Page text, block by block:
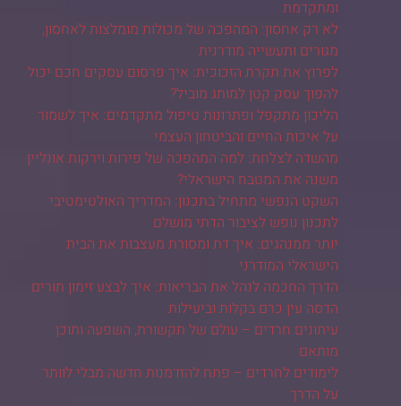
ומתקדמת
לא רק אחסון: המהפכה של מכולות מומלצות לאחסון,
מגורים ותעשייה מודרנית
לפרוץ את תקרת הזכוכית: איך פרסום עסקים חכם יכול
להפוך עסק קטן למותג מוביל?
הליכון מתקפל ופתרונות טיפול מתקדמים: איך לשמור
על איכות החיים והביטחון העצמי
מהשדה לצלחת: למה המהפכה של פירות וירקות אונליין
משנה את המטבח הישראלי?
השקט הנפשי מתחיל בתכנון: המדריך האולטימטיבי
לתכנון נופש לציבור הדתי מושלם
יותר ממנהגים: איך דת ומסורת מעצבות את הבית
הישראלי המודרני
הדרך החכמה לנהל את הבריאות: איך לבצע זימון תורים
הדסה עין כרם בקלות וביעילות
עיתונים חרדים – עולם של תקשורת, השפעה ותוכן
מותאם
לימודים לחרדים – פתח להזדמנות חדשה מבלי לוותר
על הדרך